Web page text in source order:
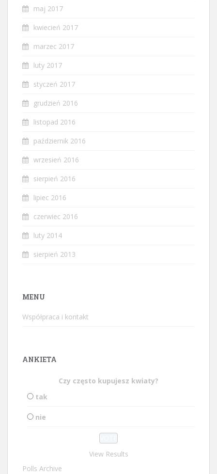
maj 2017
kwiecień 2017
marzec 2017
luty 2017
styczeń 2017
grudzień 2016
listopad 2016
październik 2016
wrzesień 2016
sierpień 2016
lipiec 2016
czerwiec 2016
luty 2014
sierpień 2013
MENU
Współpraca i kontakt
ANKIETA
Czy często kupujesz kwiaty?
tak
nie
View Results
Polls Archive